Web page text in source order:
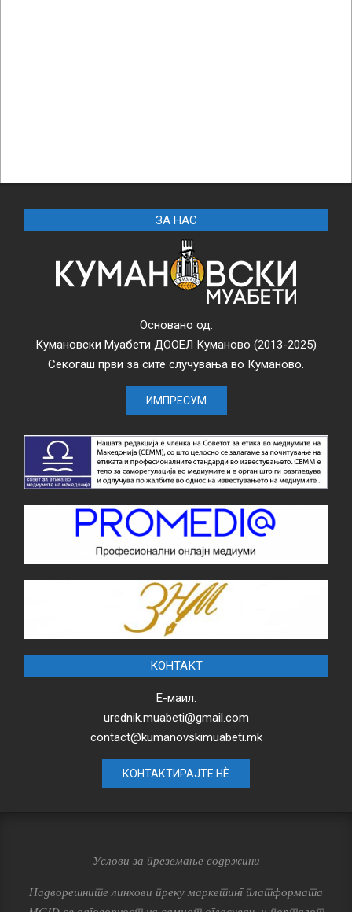
ЗА НАС
Основано од:
Кумановски Муабети ДООЕЛ Куманово (2013-2025)
Секогаш први за сите случувања во Куманово.
ИМПРЕСУМ
КОНТАКТ
Е-маил:
urednik.muabeti@gmail.com
contact@kumanovskimuabeti.mk
КОНТАКТИРАЈТЕ НЀ
Услови за преземање содржини
Надворешните линкови преку маркетинг платформата